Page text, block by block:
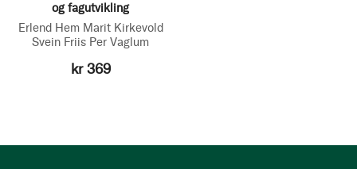
og fagutvikling
Erlend Hem Marit Kirkevold
Svein Friis Per Vaglum
kr 369